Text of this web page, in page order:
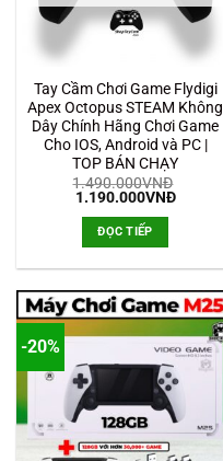
Tay Cầm Chơi Game Flydigi
Apex Octopus STEAM Không
Dây Chính Hãng Chơi Game
Cho IOS, Android và PC |
TOP BÁN CHẠY
1.490.000VNĐ
Giá
1.490.000VNĐ.
1.190.000VNĐGiá
ĐỌC TIẾP
-20%